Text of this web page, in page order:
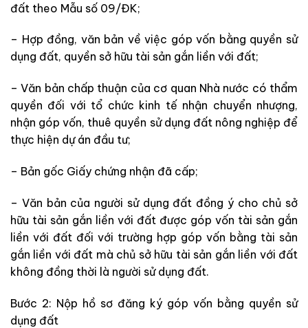
đất theo Mẫu số 09/ĐK;
– Hợp đồng, văn bản về việc góp vốn bằng quyền sử
dụng đất, quyền sở hữu tài sản gắn liền với đất;
–Văn bản chấp thuận của cơ quan Nhà nước có thẩm
quyền đối với tổ chức kinh tế nhận chuyển nhượng,
nhận góp vốn, thuê quyền sử dụng đất nông nghiệp để
thực hiện dự án đầu tư;
– Bản gốc Giấy chứng nhận đã cấp;
– Văn bản của người sử dụng đất đồng ý cho chủ sở
hữu tài sản gắn liền với đất được góp vốn tài sản gắn
liền với đất đối với trường hợp góp vốn bằng tài sản
gắn liền với đất mà chủ sở hữu tài sản gắn liền với đất
không đồng thời là người sử dụng đất.
Bước 2: Nộp hồ sơ đăng ký góp vốn bằng quyền sử
dụng đất